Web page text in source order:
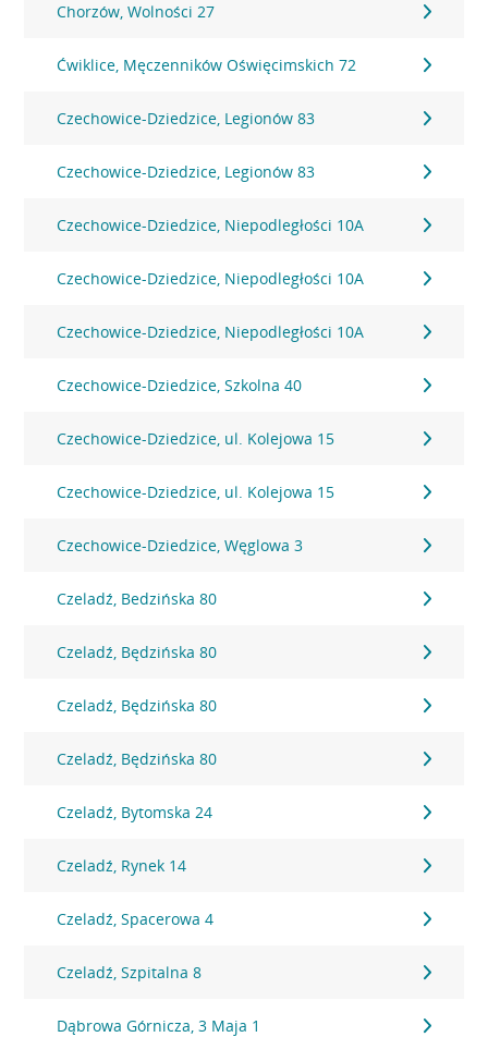
Chorzów, Wolności 27
Ćwiklice, Męczenników Oświęcimskich 72
Czechowice-Dziedzice, Legionów 83
Czechowice-Dziedzice, Legionów 83
Czechowice-Dziedzice, Niepodległości 10A
Czechowice-Dziedzice, Niepodległości 10A
Czechowice-Dziedzice, Niepodległości 10A
Czechowice-Dziedzice, Szkolna 40
Czechowice-Dziedzice, ul. Kolejowa 15
Czechowice-Dziedzice, ul. Kolejowa 15
Czechowice-Dziedzice, Węglowa 3
Czeladź, Bedzińska 80
Czeladź, Będzińska 80
Czeladź, Będzińska 80
Czeladź, Będzińska 80
Czeladź, Bytomska 24
Czeladź, Rynek 14
Czeladź, Spacerowa 4
Czeladź, Szpitalna 8
Dąbrowa Górnicza, 3 Maja 1